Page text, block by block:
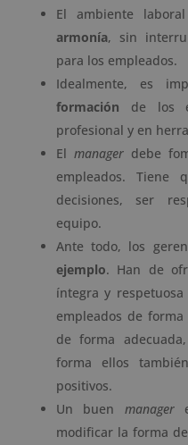
El ambiente
armonía, sin
para los empleados.
Idealmente, es
formación de los
profesional y en
El manager debe
empleados. Tiene
decisiones, ser
equipo.
Ante todo, los
ejemplo. Han de
íntegra y
empleados de
de forma
forma ellos
positivos.
Un buen manager
modificar la forma